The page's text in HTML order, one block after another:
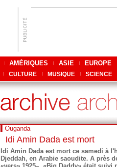
AMÉRIQUES ASIE EUROPE
CULTURE MUSIQUE SCIENCE
Ouganda
Idi Amin Dada est mort
Idi Amin Dada est mort ce samedi à
Djeddah, en Arabie saoudite. A près